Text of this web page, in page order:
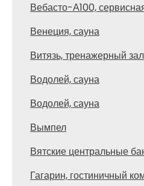
Вебасто-А100,
Венеция, сауна
Витязь, тренажерный зал
Водолей, сауна
Водолей, сауна
Вымпел
Вятские центральные
Гагарин, гостиничный